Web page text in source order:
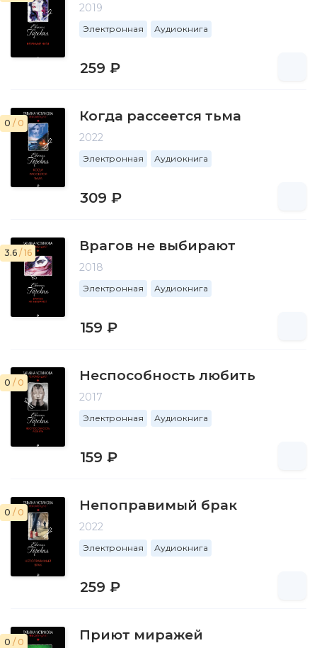
2019
Электронная Аудиокнига
259 ₽
0 / 0 Когда рассеется тьма
2022
Электронная Аудиокнига
309 ₽
3.6 / 16 Врагов не выбирают
2018
Электронная Аудиокнига
159 ₽
0 / 0 Неспособность любить
2017
Электронная Аудиокнига
159 ₽
0 / 0 Непоправимый брак
2022
Электронная Аудиокнига
259 ₽
0 / 0 Приют миражей